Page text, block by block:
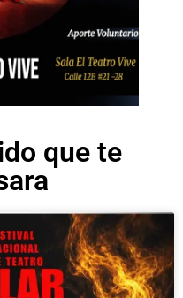
que te